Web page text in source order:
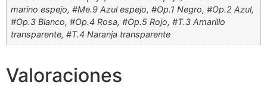
marino espejo, #Me.9 Azul espejo, #Op.1 Negro, #Op.2 Azul,
#Op.3 Blanco, #Op.4 Rosa, #Op.5 Rojo, #T.3 Amarillo
transparente, #T.4 Naranja transparente
Valoraciones